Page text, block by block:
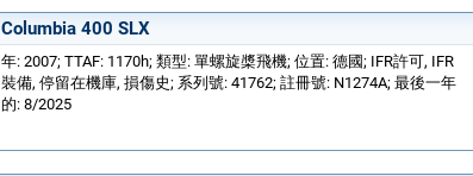
Columbia 400 SLX
年: 2007; TTAF: 1170h; 類型: 單螺旋槳飛機; 位置: 德國; IFR許可, IFR
裝備, 停留在機庫, 損傷史; 系列號: 41762; 註冊號: N1274A; 最後一年
的: 8/2025